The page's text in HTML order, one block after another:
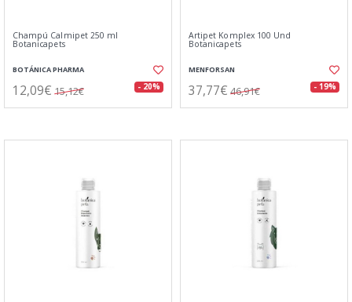
Champú Calmipet 250 ml
Botanicapets
BOTÁNICA PHARMA
12,09€ 15,12€ - 20%
Artipet Komplex 100 Und
Botanicapets
MENFORSAN
37,77€ 46,91€ - 19%